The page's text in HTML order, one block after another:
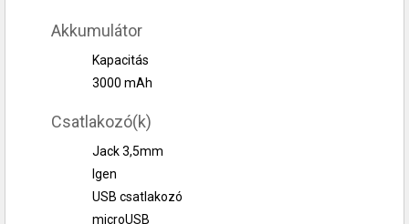
Akkumulátor
Kapacitás
3000 mAh
Csatlakozó(k)
Jack 3,5mm
Igen
USB csatlakozó
microUSB